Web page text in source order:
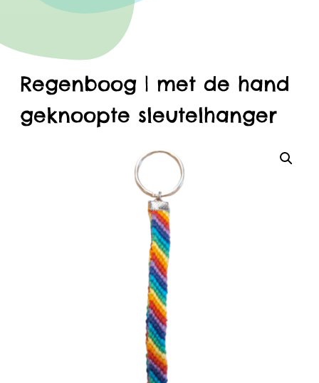
Regenboog | met de hand
geknoopte sleutelhanger